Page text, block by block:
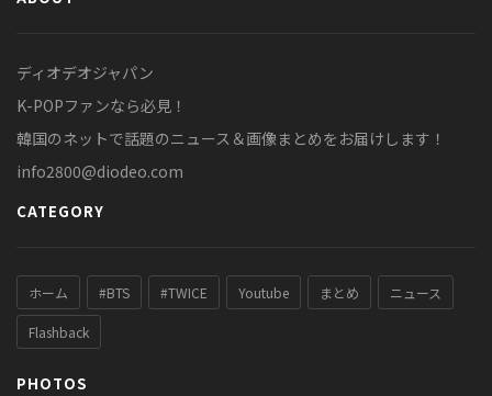
ディオデオジャパン
K-POPファンなら必見！
韓国のネットで話題のニュース＆画像まとめをお届けします！
info2800@diodeo.com
CATEGORY
ホーム #BTS #TWICE Youtube まとめ ニュース
Flashback
PHOTOS